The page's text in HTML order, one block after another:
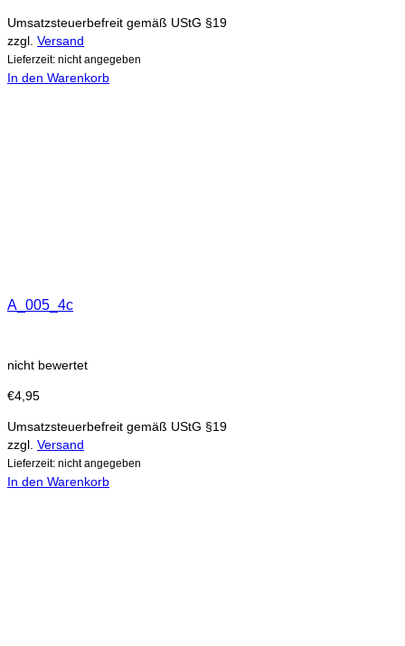
Umsatzsteuerbefreit gemäß UStG §19
zzgl. Versand
Lieferzeit: nicht angegeben
In den Warenkorb
A_005_4c
nicht bewertet
€4,95
Umsatzsteuerbefreit gemäß UStG §19
zzgl. Versand
Lieferzeit: nicht angegeben
In den Warenkorb